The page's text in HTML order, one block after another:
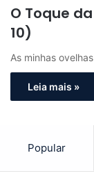
O Toque
10)
As minhas
Leia mais »
Popular